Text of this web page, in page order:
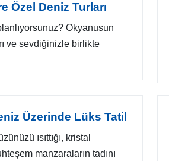
Özel Deniz Turları
Okyanusun
ve sevdiğinizle birlikte
Üzerinde Lüks Tatil
ısıttığı, kristal
manzaraların tadını